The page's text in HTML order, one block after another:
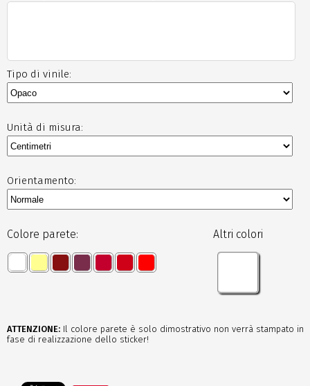
Tipo di vinile:
Unità di misura:
Orientamento:
Colore parete: Altri colori
ATTENZIONE: Il colore parete è solo dimostrativo non verrà stampato in
fase di realizzazione dello sticker!